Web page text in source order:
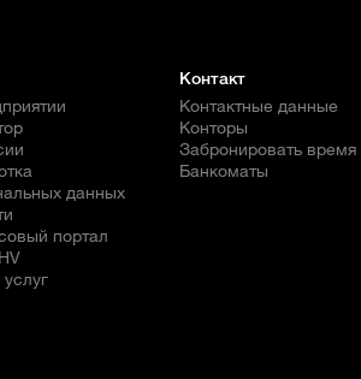
данных
портал
Контакт
Контактные данные
Конторы
Забронировать время
Банкоматы